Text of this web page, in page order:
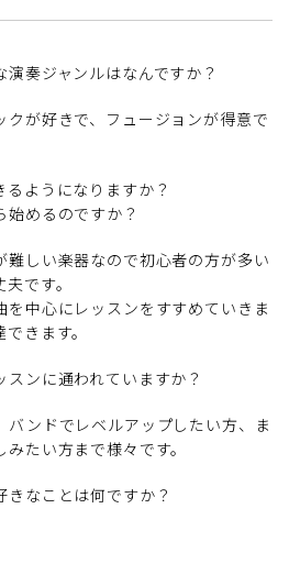
演奏ジャンルはなんですか？
クが好きで、フュージョンが得意で
るようになりますか？
始めるのですか？
難しい楽器なので初心者の方が多い
です。
中心にレッスンをすすめていきま
きます。
スンに通われていますか？
バンドでレベルアップしたい方、ま
たい方まで様々です。
きなことは何ですか？